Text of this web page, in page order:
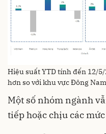
Hiệu suất YTD tính đến 12/
hơn so với khu vực Đông
Một số nhóm ngành
tiếp hoặc chịu các